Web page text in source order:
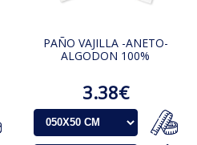
PAÑO VAJILLA -ANETO-
ALGODON 100%
3.38€